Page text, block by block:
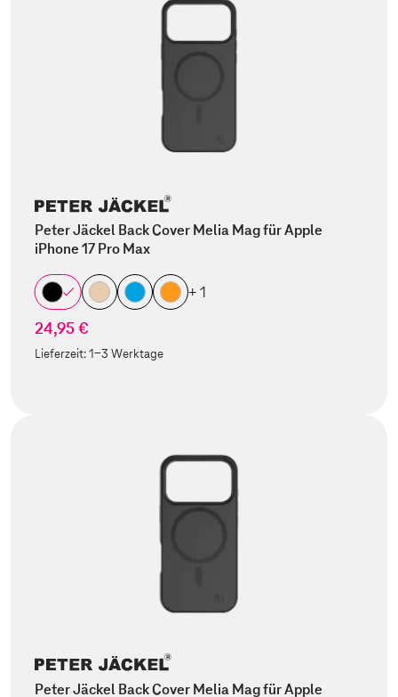
Peter Jäckel Back Cover Melia Mag für Apple
iPhone 17 Pro Max
+ 1
24,95 €
Lieferzeit:1-3 Werktage
Peter Jäckel Back Cover Melia Mag für Apple